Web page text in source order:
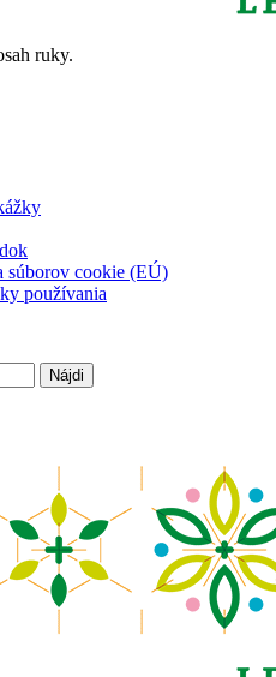
ruky.
súborov cookie (EÚ)
používania